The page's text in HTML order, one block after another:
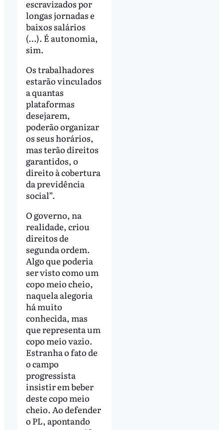
escravizados por
longas jornadas e
baixos salários
(…). É autonomia,
sim.
Os trabalhadores
estarão vinculados
a quantas
plataformas
desejarem,
poderão organizar
os seus horários,
mas terão direitos
garantidos, o
direito à cobertura
da previdência
social”.
O governo, na
realidade, criou
direitos de
segunda ordem.
Algo que poderia
ser visto como um
copo meio cheio,
naquela alegoria
há muito
conhecida, mas
que representa um
copo meio vazio.
Estranha o fato de
o campo
progressista
insistir em beber
deste copo meio
cheio. Ao defender
o PL, apontando